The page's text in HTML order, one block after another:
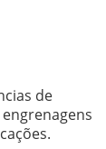
de